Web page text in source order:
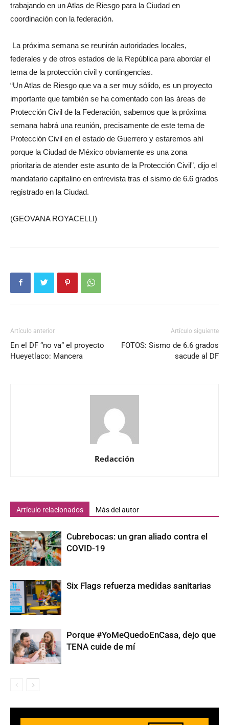
trabajando en un Atlas de Riesgo para la Ciudad en
coordinación con la federación.
La próxima semana se reunirán autoridades locales,
federales y de otros estados de la República para abordar el
tema de la protección civil y contingencias.
“Un Atlas de Riesgo que va a ser muy sólido, es un proyecto
importante que también se ha comentado con las áreas de
Protección Civil de la Federación, sabemos que la próxima
semana habrá una reunión, precisamente de este tema de
Protección Civil en el estado de Guerrero y estaremos ahí
porque la Ciudad de México obviamente es una zona
prioritaria de atender este asunto de la Protección Civil”, dijo el
mandatario capitalino en entrevista tras el sismo de 6.6 grados
registrado en la Ciudad.
(GEOVANA ROYACELLI)
Artículo anterior
En el DF “no va” el proyecto
Hueyetlaco: Mancera
Artículo siguiente
FOTOS: Sismo de 6.6 grados
sacude al DF
Redacción
Artículo relacionados Más del autor
Cubrebocas: un gran aliado contra el
COVID-19
Six Flags refuerza medidas sanitarias
Porque #YoMeQuedoEnCasa, dejo que
TENA cuide de mí